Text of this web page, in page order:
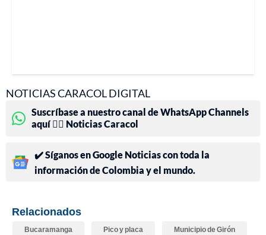
NOTICIAS CARACOL DIGITAL
Suscríbase a nuestro canal de WhatsApp Channels
aquí 👉🏻 Noticias Caracol
✔️ Síganos en Google Noticias con toda la
información de Colombia y el mundo.
Relacionados
Bucaramanga Pico y placa Municipio de Girón